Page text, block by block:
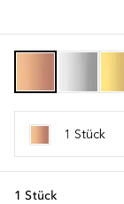
1 Stück
1 Stück